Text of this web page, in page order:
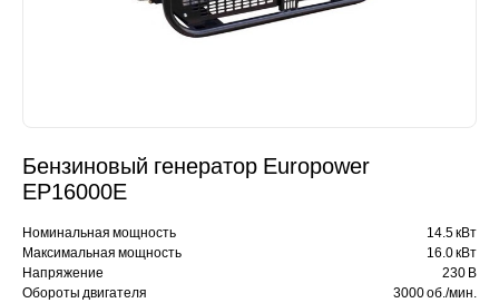
Бензиновый генератор Europower
EP16000E
Номинальная мощность
14.5 кВт
Максимальная мощность
16.0 кВт
Напряжение
230 В
Обороты двигателя
3000 об./мин.